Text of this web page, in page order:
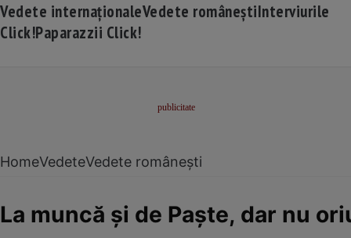
Vedete internaționaleVedete româneștiInterviurile
Click!Paparazzii Click!
HomeVedeteVedete românești
La muncă şi de Paşte, dar nu